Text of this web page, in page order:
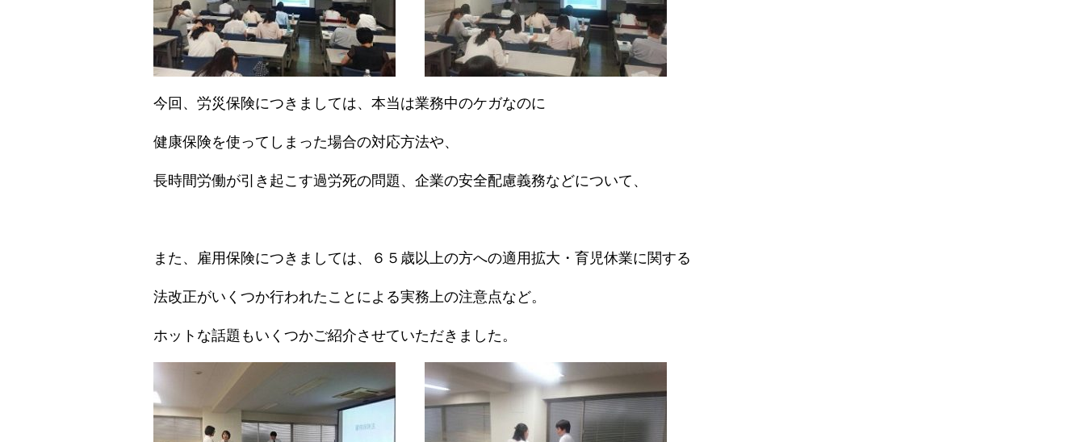
今回、労災保険につきましては、本当は業務中のケガなのに
健康保険を使ってしまった場合の対応方法や、
長時間労働が引き起こす過労死の問題、企業の安全配慮義務などについて、
また、雇用保険につきましては、６５歳以上の方への適用拡大・育児休業に関する
法改正がいくつか行われたことによる実務上の注意点など。
ホットな話題もいくつかご紹介させていただきました。